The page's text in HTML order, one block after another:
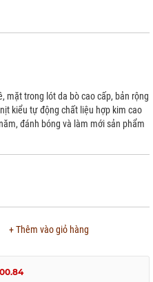
mặt trong lót da bò cao cấp, bản rộng
kiểu tự động chất liệu hợp kim cao
đánh bóng và làm mới sản phẩm
+ Thêm vào giỏ hàng